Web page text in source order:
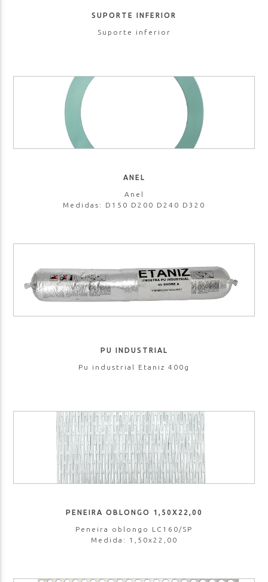
SUPORTE INFERIOR
Suporte inferior
ANEL
Anel
Medidas: D150 D200 D240 D320
PU INDUSTRIAL
Pu industrial Etaniz 400g
PENEIRA OBLONGO 1,50X22,00
Peneira oblongo LC160/SP
Medida: 1,50x22,00